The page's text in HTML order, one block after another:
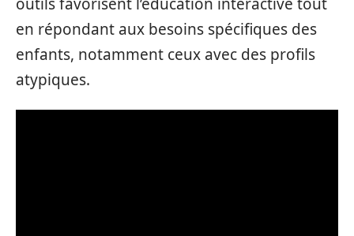
en répondant aux besoins spécifiques des
enfants, notamment ceux avec des profils
atypiques.